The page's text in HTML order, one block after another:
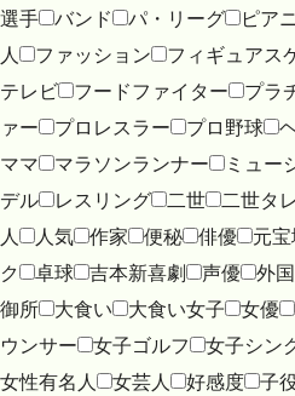
選手
バンド パ・リーグ ピア
人
ファッション フィギュアス
テレビ
フードファイター プラ
ァー
プロレスラー プロ野球
ママ
マラソンランナー ミュー
デル
レスリング 二世 二世タ
人
人気 作家 便秘 俳優 元宝
ク
卓球 吉本新喜劇 声優 外
御所
大食い 大食い女子 女優
ウンサー
女子ゴルフ 女子シン
女性有名人
女芸人 好感度 子